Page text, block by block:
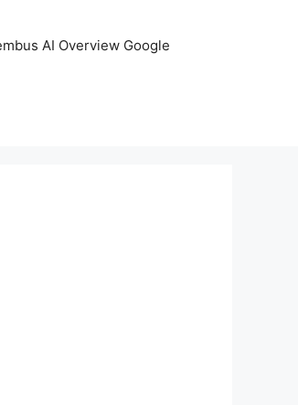
AI Overview Google